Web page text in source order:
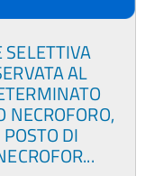
SELETTIVA
AL
NECROFORO,
DI